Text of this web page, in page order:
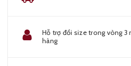
Hỗ trợ đổi size trong vòng 3
hàng